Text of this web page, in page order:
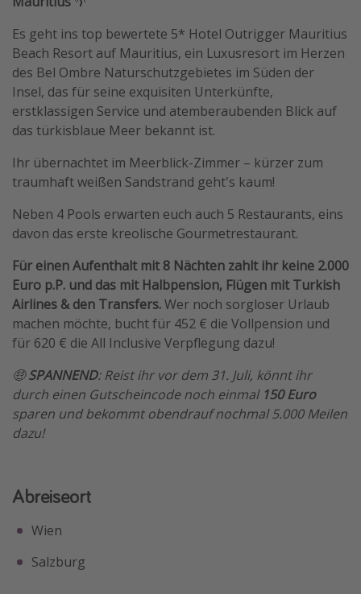
Es geht ins top bewertete 5* Hotel Outrigger Mauritius
Beach Resort auf Mauritius, ein Luxusresort im Herzen
des Bel Ombre Naturschutzgebietes im Süden der
Insel, das für seine exquisiten Unterkünfte,
erstklassigen Service und atemberaubenden Blick auf
das türkisblaue Meer bekannt ist.
Ihr übernachtet im Meerblick-Zimmer – kürzer zum
traumhaft weißen Sandstrand geht's kaum!
Neben 4 Pools erwarten euch auch 5 Restaurants, eins
davon das erste kreolische Gourmetrestaurant.
Für einen Aufenthalt mit 8 Nächten zahlt ihr keine 2.000
Euro p.P. und das mit Halbpension, Flügen mit Turkish
Airlines & den Transfers.Wer noch sorgloser Urlaub
machen möchte, bucht für 452 € die Vollpension und
für 620 € die All Inclusive Verpflegung dazu!
🤑SPANNEND: Reist ihr vor dem 31. Juli, könnt ihr
durch einen Gutscheincode noch einmal 150 Euro
sparen und bekommt obendrauf nochmal 5.000 Meilen
dazu!
Abreiseort
Wien
Salzburg